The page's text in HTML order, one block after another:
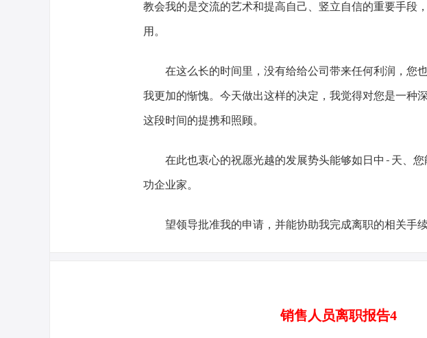
教会我的是交流的艺术和提高自己、竖立自信的重要手段
用。
在这么长的时间里，没有给给公司带来任何利润，您
我更加的惭愧。今天做出这样的决定，我觉得对您是一种
这段时间的提携和照顾。
在此也衷心的祝愿光越的发展势头能够如日中-天、
功企业家。
望领导批准我的申请，并能协助我完成离职的相关手续
销售人员离职报告4